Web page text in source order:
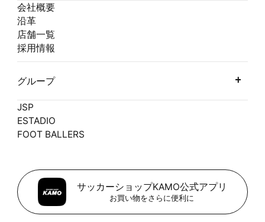
会社概要
沿革
店舗一覧
採用情報
グループ
JSP
ESTADIO
FOOT BALLERS
サッカーショップKAMO公式アプリ
お買い物をさらに便利に